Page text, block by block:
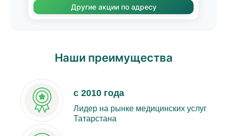
Другие акции по адресу
Наши преимущества
с 2010 года
Лидер на рынке медицинских услуг
Татарстана